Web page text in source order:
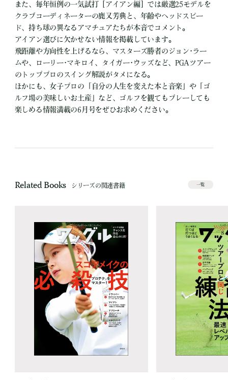
また、毎年恒例の一気試打［アイアン編］では厳選25モデルを
クラブコーディネーターの鹿又芳典と、年齢やヘッドスピー
ド、持ち球の異なるアマチュアたちが本音でコメント。
アイアン選びに欠かせない情報を掲載しています。
飛距離や方向性を上げるなら、マスターズ勝者のジョン･ラー
ムや、ローリー･マキロイ、タイガー･ウッズなど、PGAツアー
のトッププロのスイング解説がタメになる。
ほかにも、女子プロの「自分の人生を変えた本と音楽」や「ゴ
ルフ場の美味しいお土産」など、ゴルフを観てもプレーしても
楽しめる情報満載の6月号をぜひお求めください。
Related Books シリーズの関連書籍 一覧